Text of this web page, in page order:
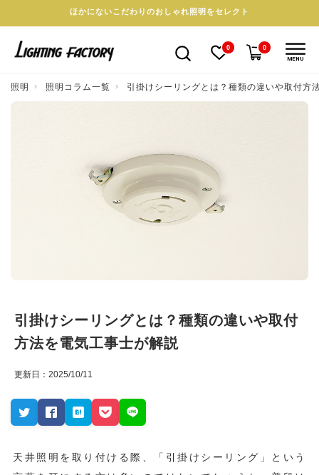
ほかにないこだわりのおしゃれ照明をセレクト
0 0
MENU
照明 照明コラム一覧 引掛けシーリングとは？種類の違いや取付方
引掛けシーリングとは？種類の違いや取付
方法を電気工事士が解説
更新日：2025/10/11
天井照明を取り付ける際、「引掛けシーリング」という